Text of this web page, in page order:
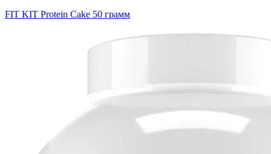
FIT KIT Protein Cake 50 грамм